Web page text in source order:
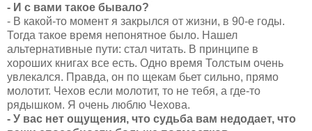
- И с вами такое бывало?
- В какой-то момент я закрылся от жизни, в 90-е годы.
Тогда такое время непонятное было. Нашел
альтернативные пути: стал читать. В принципе в
хороших книгах все есть. Одно время Толстым очень
увлекался. Правда, он по щекам бьет сильно, прямо
молотит. Чехов если молотит, то не тебя, а где-то
рядышком. Я очень люблю Чехова.
- У вас нет ощущения, что судьба вам недодает, что